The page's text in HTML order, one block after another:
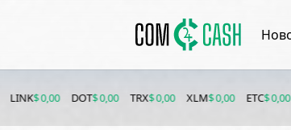
DOT$ 0,00 TRX$ 0,00 XLM$ 0,00 ETC$ 0,00 BCH$ 0,00